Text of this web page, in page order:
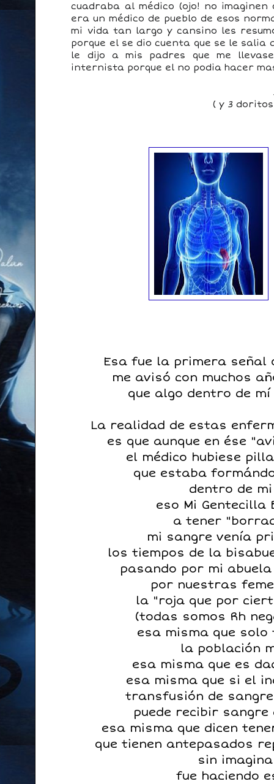
cuadraba al médico (ojo! no
era un médico de pueblo de esos
mi vida tan largo y cansino les
porque el se dio cuenta que se le salia
le dijo a mis padres que me
internista porque el no podia hacer
( y 3
Esa fue la primera señal
me avisó con muchos
que algo dentro de
La realidad de estas
es que aunque en ése
el médico hubiese
que estaba
dentro de
eso Mi Gentecilla
a tener
mi sangre venía
los tiempos de la
pasando por mi
por nuestras
la "roja que por
(todas somos Rh
esa misma que solo
la población
esa misma que es
esa misma que si el
transfusión de sangre
puede recibir sangre
esa misma que dicen
que tienen antepasados
sin
fue haciendo